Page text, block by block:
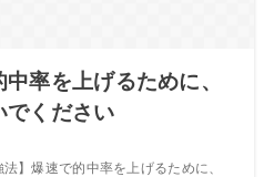
中率を上げるために、
でください
】爆速で的中率を上げるために、